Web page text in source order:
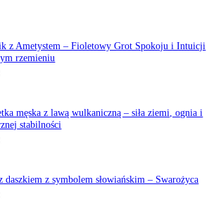
z Ametystem – Fioletowy Grot Spokoju i Intuicji
rzemieniu
męska z lawą wulkaniczną – siła ziemi, ognia i
stabilności
daszkiem z symbolem słowiańskim – Swarożyca